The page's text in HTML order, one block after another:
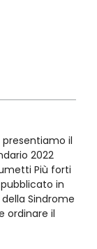
presentiamo il
2022
Più forti
pubblicato in
Sindrome
ordinare il